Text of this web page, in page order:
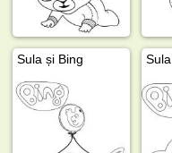
Sula și Bing